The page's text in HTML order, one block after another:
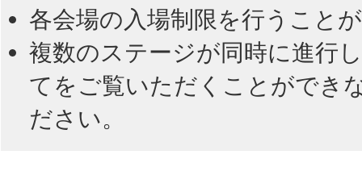
各会場の入場制限を行うこと
複数のステージが同時に進行
てをご覧いただくことができ
ださい。